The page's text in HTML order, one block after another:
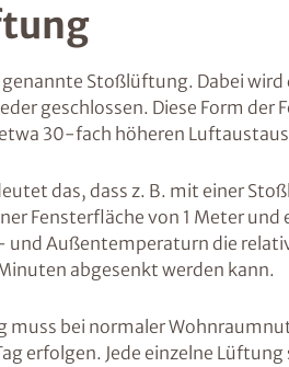
genannte Stoßlüftung. Dabei
geschlossen. Diese Form
30-fach höheren
das, dass z. B. mit einer
Fensterfläche von 1 Meter
und Außentemperaturn die
abgesenkt werden kann.
muss bei normaler
erfolgen. Jede einzelne